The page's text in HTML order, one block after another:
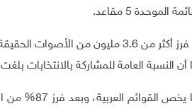
الموحدة 5 مقاعد
.
العامة للمشاركة بالانتخابات بلغت 67.2%، بينما في المجتمع العربي بلغت النسبة 53